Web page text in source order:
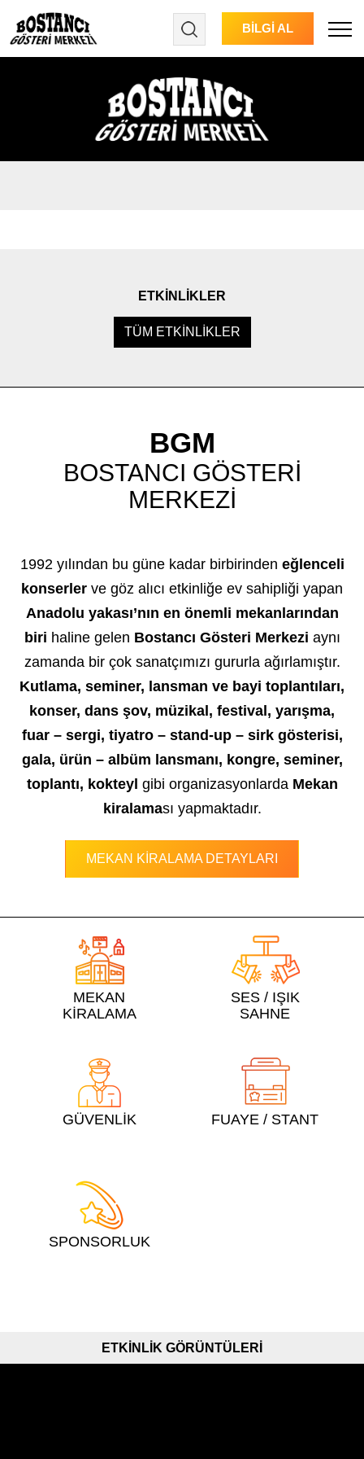
Menu
BİLGİ AL
ETKİNLİKLER
TÜM ETKİNLİKLER
BGM
BOSTANCI GÖSTERİ
MERKEZİ
1992 yılından bu güne kadar birbirinden eğlenceli
konserler ve göz alıcı etkinliğe ev sahipliği yapan
Anadolu yakası’nın en önemli mekanlarından
biri haline gelen Bostancı Gösteri Merkezi aynı
zamanda bir çok sanatçımızı gururla ağırlamıştır.
Kutlama, seminer, lansman ve bayi toplantıları,
konser, dans şov, müzikal, festival, yarışma,
fuar – sergi, tiyatro – stand-up – sirk gösterisi,
gala, ürün – albüm lansmanı, kongre, seminer,
toplantı, kokteyl gibi organizasyonlarda Mekan
kiralaması yapmaktadır.
MEKAN KİRALAMA DETAYLARI
MEKAN
KİRALAMA
SES / IŞIK
SAHNE
GÜVENLİK FUAYE / STANT
SPONSORLUK
ETKİNLİK GÖRÜNTÜLERİ